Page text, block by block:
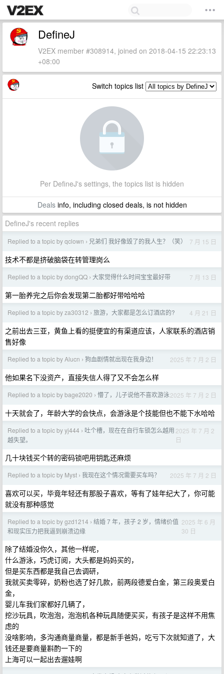
DefineJ
V2EX member #308914, joined on 2018-04-15 22:23:13
+08:00
Switch topics list
Per DefineJ's settings, the topics list is hidden
Dealsinfo, including closed deals, is not hidden
DefineJ's recent replies
Replied to a topic by qclown › 兄弟们 我好像毁了的我人生？（笑） 7 月 15 日
技术不都是挤破脑袋在转管理岗么
Replied to a topic by dongQQ › 大家觉得什么时间宝宝最好带 7 月 13 日
第一胎养完之后你会发现第二胎都好带哈哈哈
Replied to a topic by za30312 › 旅游，大家都是怎么订酒店的? 4 月 21 日
之前出去三亚，黄鱼上看的挺便宜的有渠道应该，人家联系的酒店销
售好像
Replied to a topic by Alucn › 狗血剧情就出现在我身边！ 2025 年 7 月 2 日
他如果名下没资产，直接失信人得了又不会怎么样
Replied to a topic by bage2020 › 懵了，儿子说他不喜欢游泳2025 年 7 月 2 日
十天就会了，年龄大学的会快点，会游泳是个技能但也不能下水哈哈
Replied to a topic by yj444 › 吐个槽，现在在自行车锁怎么越用
越失望。
2025 年 7 月 2
日
几十块钱买个转的密码锁吧用钥匙还麻烦
Replied to a topic by Myst › 我现在这个情况需要买车吗？ 2025 年 7 月 2 日
喜欢可以买，毕竟年轻还有那股子喜欢，等有了娃年纪大了，你可能
就没有那种感觉
Replied to a topic by gzd1214 › 结婚 7 年，孩子 2 岁，情绪价值
和现实压力把我逼到崩溃边缘
2025 年 6 月
30 日
除了结婚没你久，其他一样呢，
什么游泳，巧虎订阅，大头都是妈妈买的，
但是买东西都是我自己去调研，
我就买卖零碎，奶粉也选了好几款，前两段德爱白金，第三段奥爱白
金，
婴儿车我们家都好几辆了，
挖沙玩具，吹泡泡，泡泡机各种玩具随便买买，有孩子是这样不用焦
虑的
没啥影响，多沟通商量商量，都是新手爸妈，吃亏下次就知道了，大
钱还是要商量斟酌一下的
上海可以一起出去遛娃啊